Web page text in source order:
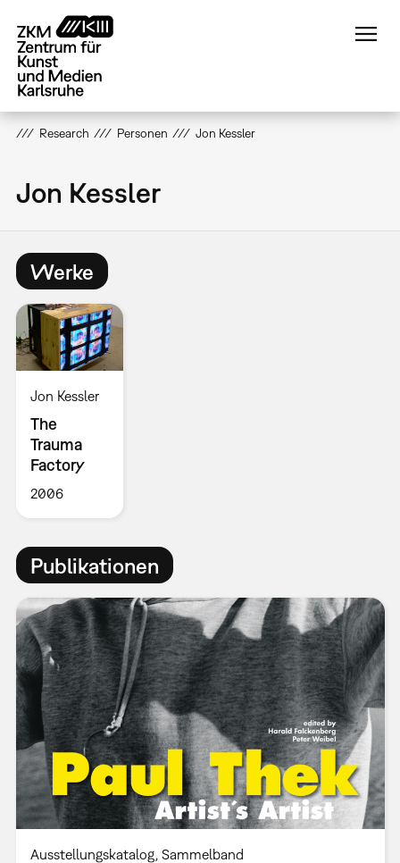
zum
Inhalt
Research Personen Jon Kessler
Jon Kessler
Werke
Jon Kessler
The
Trauma
Factory
2006
Publikationen
Ausstellungskatalog Sammelband